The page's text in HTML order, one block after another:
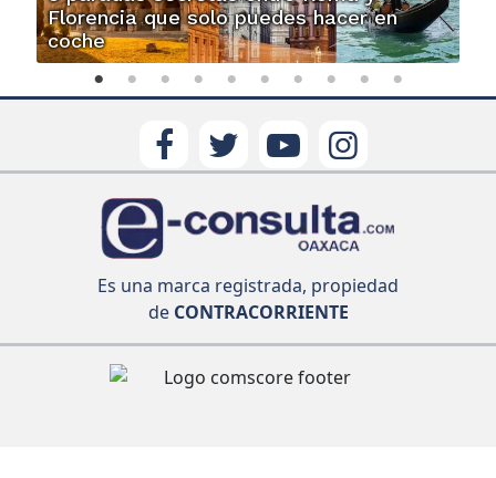
Florencia que solo puedes hacer en
coche
Es una marca registrada, propiedad
deCONTRACORRIENTE